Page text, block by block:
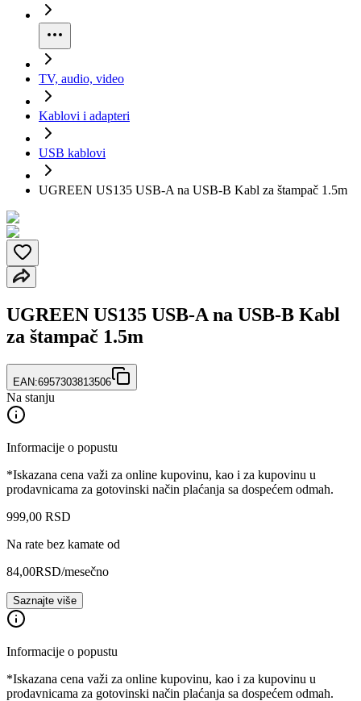
TV, audio, video
Kablovi i adapteri
USB kablovi
UGREEN US135 USB-A na USB-B Kabl za štampač 1.5m
UGREEN US135 USB-A na USB-B Kabl
za štampač 1.5m
EAN:6957303813506
Na stanju
Informacije o popustu
*Iskazana cena važi za online kupovinu, kao i za kupovinu u
prodavnicama za gotovinski način plaćanja sa dospećem odmah.
999,00 RSD
Na rate bez kamate od
84,00RSD/mesečno
Saznajte više
Informacije o popustu
*Iskazana cena važi za online kupovinu, kao i za kupovinu u
prodavnicama za gotovinski način plaćanja sa dospećem odmah.